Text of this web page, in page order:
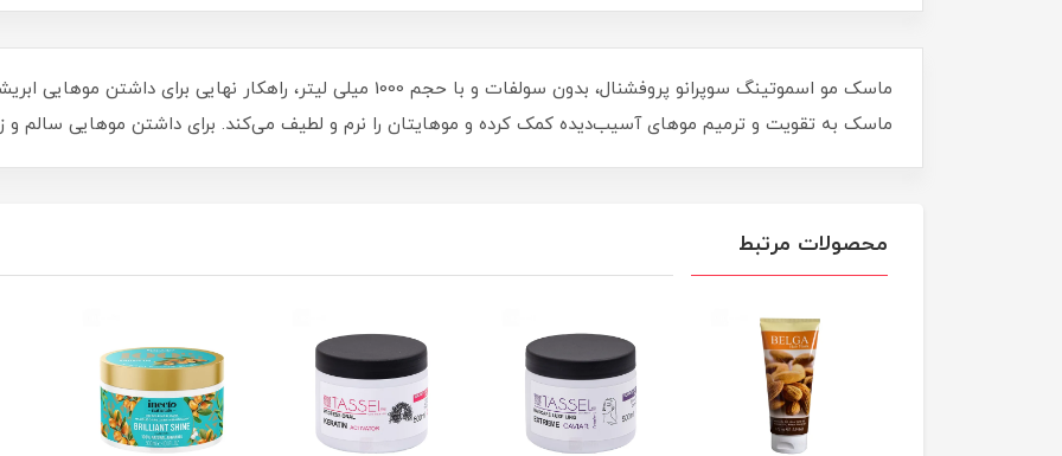
ماسک مو اسموتینگ سوپرانو پروفشنال، بدون سولفات و با حجم 1000 میلی لیتر،
ماسک به تقویت و ترمیم موهای آسیب‌دیده کمک کرده و موهایتان را نرم و لطیف می‌کند. برای داشتن موهایی سالم و
محصولات مرتبط